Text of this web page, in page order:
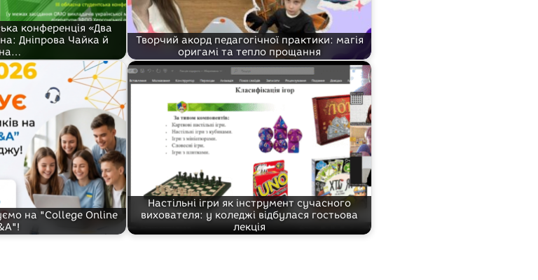
конференція «Два
Дніпрова Чайка й
Творчий акорд педагогічної практики: магія
оригамі та тепло прощання
на "College Online
Настільні ігри як інструмент сучасного
вихователя: у коледжі відбулася гостьова
лекція